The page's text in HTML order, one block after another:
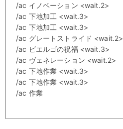
/ac イノベーション <wait.2>
/ac 下地加工 <wait.3>
/ac 下地加工 <wait.3>
/ac グレートストライド <wait.2>
/ac ビエルゴの祝福 <wait.3>
/ac ヴェネレーション <wait.2>
/ac 下地作業 <wait.3>
/ac 下地作業 <wait.3>
/ac 作業